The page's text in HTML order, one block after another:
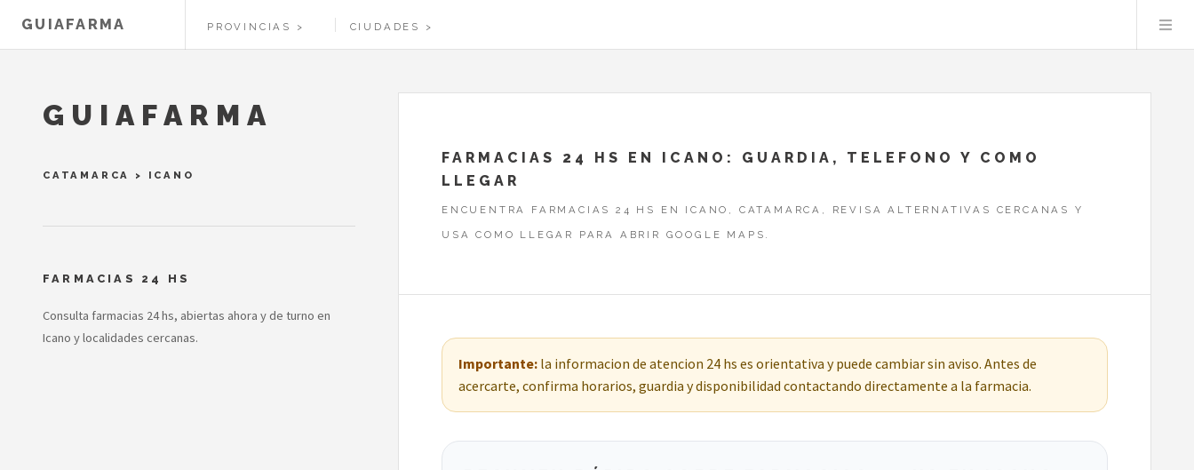
GUIAFARMA PROVINCIAS CIUDADES
FARMACIAS 24 HS EN ICANO: GUARDIA, TELEFONO Y COMO
LLEGAR
ENCUENTRA FARMACIAS 24 HS EN ICANO, CATAMARCA, REVISA ALTERNATIVAS CERCANAS Y
USA COMO LLEGAR PARA ABRIR GOOGLE MAPS.
Importante:la informacion de atencion 24 hs es orientativa y puede cambiar sin aviso. Antes de
acercarte, confirma horarios, guardia y disponibilidad contactando directamente a la farmacia.
GUIAFARMA
CATAMARCA > ICANO
FARMACIAS 24 HS
Consulta farmacias 24 hs, abiertas ahora y de turno en
Icano y localidades cercanas.